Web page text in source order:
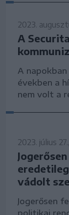
2023.
A
A
években a
nem volt a
2023. július
vádolt
Jogerősen